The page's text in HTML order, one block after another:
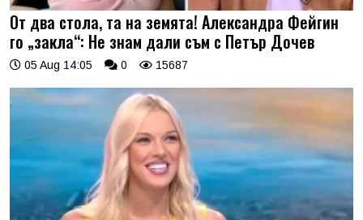
От два стола, та на земята! Александра Фейгин
го „закла“: Не знам дали съм с Петър Дочев
05 Aug 14:05 0 15687